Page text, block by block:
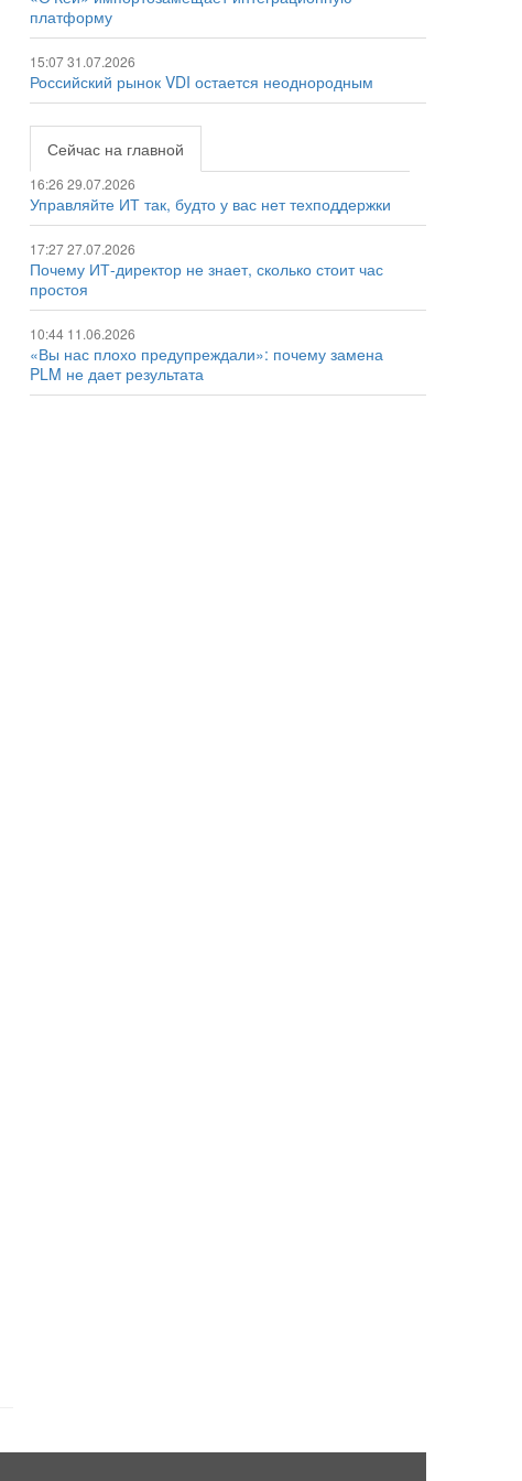
платформу
15:07 31.07.2026
Российский рынок VDI остается неоднородным
Сейчас на главной
16:26 29.07.2026
Управляйте ИТ так, будто у вас нет техподдержки
17:27 27.07.2026
Почему ИТ-директор не знает, сколько стоит час
простоя
10:44 11.06.2026
«Вы нас плохо предупреждали»: почему замена
PLM не дает результата